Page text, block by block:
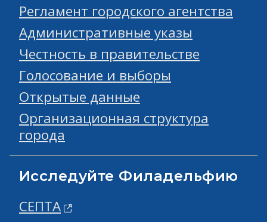
Регламент городского агентства
Административные указы
Честность в правительстве
Голосование и выборы
Открытые данные
Организационная структура
города
Исследуйте Филадельфию
СЕПТА